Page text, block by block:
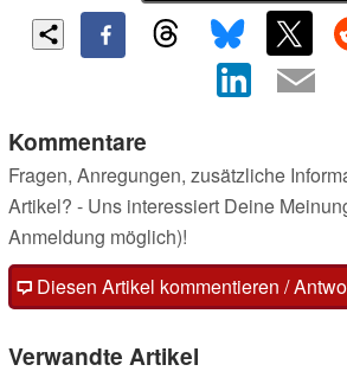
Kommentare
Fragen, Anregungen, zusätzliche
Artikel? - Uns interessiert Deine
Anmeldung möglich)!
Diesen Artikel kommentieren /
Verwandte Artikel